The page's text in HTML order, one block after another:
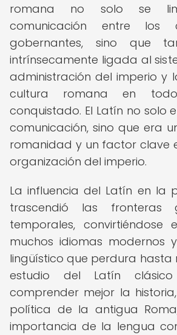
romana no solo se
comunicación entre los
gobernantes, sino que
intrínsecamente ligada al
administración del imperio y
cultura romana en
conquistado. El Latín no solo
comunicación, sino que era
romanidad y un factor clave
organización del imperio.
La influencia del Latín en la
trascendió las fronteras
temporales,
muchos idiomas modernos
lingüístico que perdura hasta
estudio del Latín
comprender mejor la
política de la antigua
importancia de la lengua